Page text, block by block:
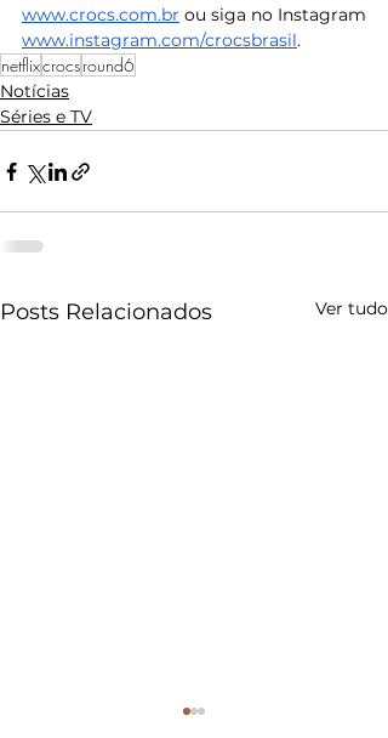
www.crocs.com.br ou siga no Instagram
www.instagram.com/crocsbrasil.
netflixcrocsround6
Notícias
Séries e TV
Posts Relacionados Ver tudo